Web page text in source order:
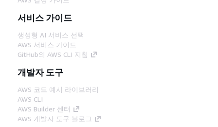
서비스 가이드
생성형 AI 서비스 선택
AWS 서비스 가이드
GitHub의 AWS CLI 지침
개발자 도구
AWS 코드 예시 라이브러리
AWS CLI
AWS Builder 센터
AWS 개발자 도구 블로그